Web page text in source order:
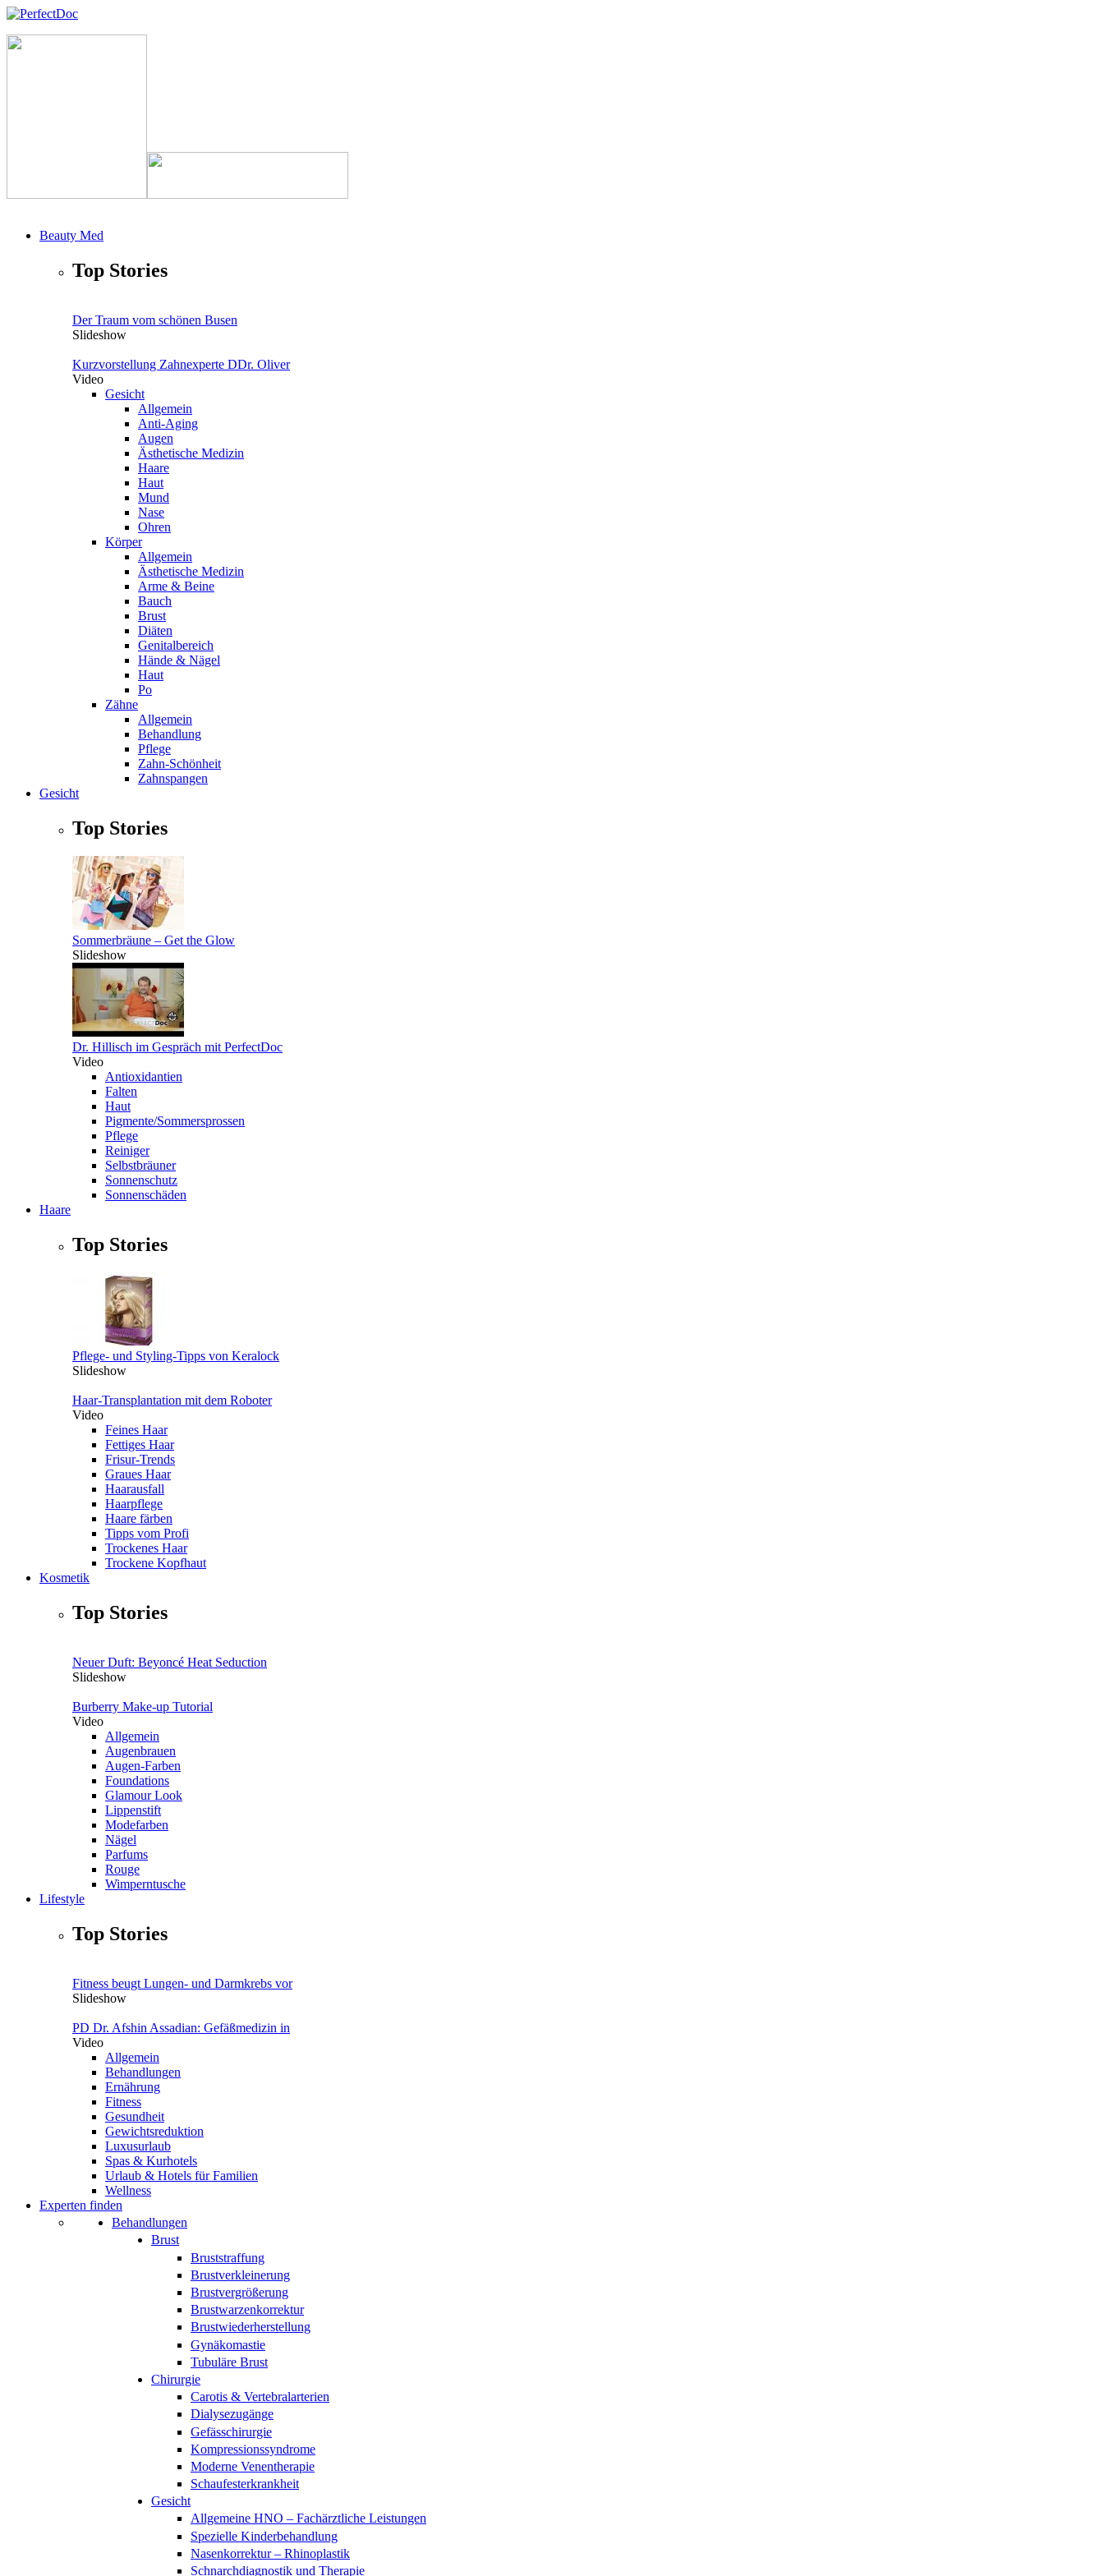
Direkt zum Inhalt
PerfectDoc
Beauty Med
Top Stories
Der Traum vom schönen Busen
Slideshow
Kurzvorstellung Zahnexperte DDr. Oliver
Video
Gesicht
Allgemein
Anti-Aging
Augen
Ästhetische Medizin
Haare
Haut
Mund
Nase
Ohren
Körper
Allgemein
Ästhetische Medizin
Arme & Beine
Bauch
Brust
Diäten
Genitalbereich
Hände & Nägel
Haut
Po
Zähne
Allgemein
Behandlung
Pflege
Zahn-Schönheit
Zahnspangen
Gesicht
Top Stories
Sommerbräune – Get the Glow
Slideshow
Dr. Hillisch im Gespräch mit PerfectDoc
Video
Antioxidantien
Falten
Haut
Pigmente/Sommersprossen
Pflege
Reiniger
Selbstbräuner
Sonnenschutz
Sonnenschäden
Haare
Top Stories
Pflege- und Styling-Tipps von Keralock
Slideshow
Haar-Transplantation mit dem Roboter
Video
Feines Haar
Fettiges Haar
Frisur-Trends
Graues Haar
Haarausfall
Haarpflege
Haare färben
Tipps vom Profi
Trockenes Haar
Trockene Kopfhaut
Kosmetik
Top Stories
Neuer Duft: Beyoncé Heat Seduction
Slideshow
Burberry Make-up Tutorial
Video
Allgemein
Augenbrauen
Augen-Farben
Foundations
Glamour Look
Lippenstift
Modefarben
Nägel
Parfums
Rouge
Wimperntusche
Lifestyle
Top Stories
Fitness beugt Lungen- und Darmkrebs vor
Slideshow
PD Dr. Afshin Assadian: Gefäßmedizin in
Video
Allgemein
Behandlungen
Ernährung
Fitness
Gesundheit
Gewichtsreduktion
Luxusurlaub
Spas & Kurhotels
Urlaub & Hotels für Familien
Wellness
Experten finden
Behandlungen
Brust
Bruststraffung
Brustverkleinerung
Brustvergrößerung
Brustwarzenkorrektur
Brustwiederherstellung
Gynäkomastie
Tubuläre Brust
Chirurgie
Carotis & Vertebralarterien
Dialysezugänge
Gefässchirurgie
Kompressionssyndrome
Moderne Venentherapie
Schaufesterkrankheit
Gesicht
Allgemeine HNO – Fachärztliche Leistungen
Spezielle Kinderbehandlung
Nasenkorrektur – Rhinoplastik
Schnarchdiagnostik und Therapie